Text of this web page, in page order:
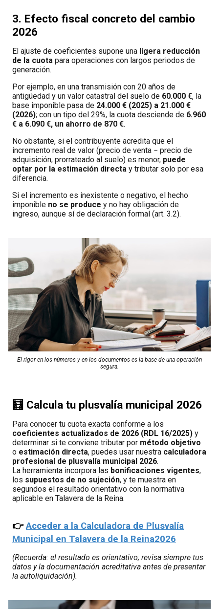
3. Efecto fiscal concreto del cambio
2026
El ajuste de coeficientes supone una ligera reducción
de la cuota para operaciones con largos periodos de
generación.
Por ejemplo, en una transmisión con 20 años de
antigüedad y un valor catastral del suelo de 60.000 €, la
base imponible pasa de 24.000 € (2025) a 21.000 €
(2026); con un tipo del 29%, la cuota desciende de 6.960
€ a 6.090 €, un ahorro de 870 €.
No obstante, si el contribuyente acredita que el
incremento real de valor (precio de venta − precio de
adquisición, prorrateado al suelo) es menor, puede
optar por la estimación directa y tributar solo por esa
diferencia.
Si el incremento es inexistente o negativo, el hecho
imponible no se produce y no hay obligación de
ingreso, aunque sí de declaración formal (art. 3.2).
El rigor en los números y en los documentos es la base de una operación
segura.
🧮 Calcula tu plusvalía municipal 2026
Para conocer tu cuota exacta conforme a los
coeficientes actualizados de 2026 (RDL 16/2025) y
determinar si te conviene tributar por método objetivo
o estimación directa, puedes usar nuestra calculadora
profesional de plusvalía municipal 2026.
La herramienta incorpora las bonificaciones vigentes,
los supuestos de no sujeción, y te muestra en
segundos el resultado orientativo con la normativa
aplicable en Talavera de la Reina.
👉Acceder a la Calculadora de P lusvalía
Municipal en Talavera de la Reina2026
(Recuerda: el resultado es orientativo; revisa siempre tus
datos y la documentación acreditativa antes de presentar
la autoliquidación).